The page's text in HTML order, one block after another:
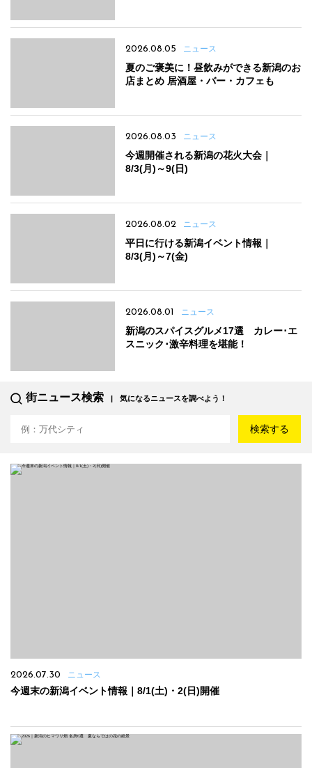
2026.08.05 ニュース
夏のご褒美に！昼飲みができる新潟のお
店まとめ 居酒屋・バー・カフェも
2026.08.03 ニュース
今週開催される新潟の花火大会｜
8/3(月)～9(日)
2026.08.02 ニュース
平日に行ける新潟イベント情報｜
8/3(月)～7(金)
2026.08.01 ニュース
新潟のスパイスグルメ17選 カレー･エ
スニック･激辛料理を堪能！
街ニュース検索 気になるニュースを調べよう！
検索する
2026.07.30 ニュース
今週末の新潟イベント情報｜8/1(土)・2(日)開催